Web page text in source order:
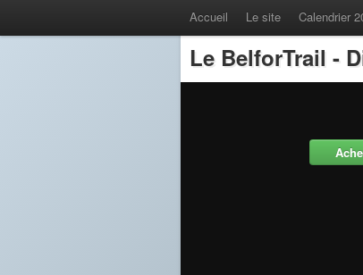
Accueil Le site Calendrier
Le BelforTrail -